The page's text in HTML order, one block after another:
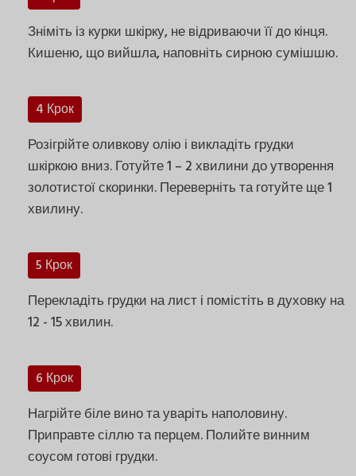
Зніміть із курки шкірку, не відриваючи її до кінця.
Кишеню, що вийшла, наповніть сирною сумішшю.
4 Крок
Розігрійте оливкову олію і викладіть грудки
шкіркою вниз. Готуйте 1 – 2 хвилини до утворення
золотистої скоринки. Переверніть та готуйте ще 1
хвилину.
5 Крок
Перекладіть грудки на лист і помістіть в духовку на
12 - 15 хвилин.
6 Крок
Нагрійте біле вино та уваріть наполовину.
Приправте сіллю та перцем. Полийте винним
соусом готові грудки.